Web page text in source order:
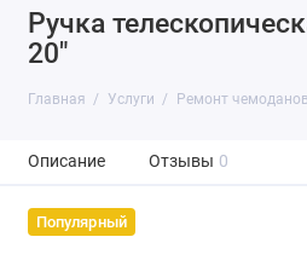
Ручка
20"
Главная Услуги Ремонт чемоданов
Описание Отзывы 0
Популярный